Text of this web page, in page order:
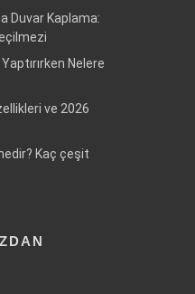
Duvar Kaplama:
Nelere
ve 2026
Kaç çeşit